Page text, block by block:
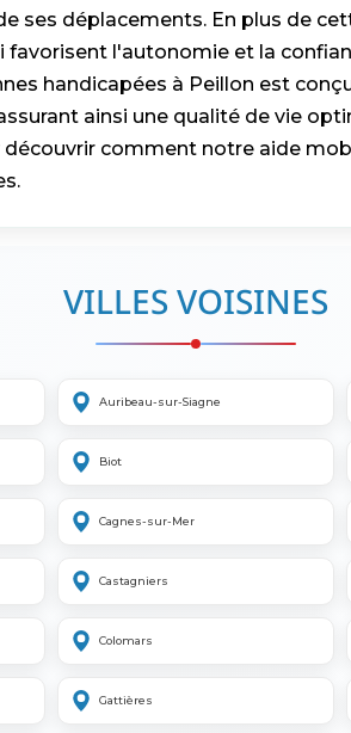
ses déplacements. En plus de
l'autonomie et la
handicapées à Peillon est
ainsi une qualité de vie
découvrir comment notre aide
VILLES VOISINES
Auribeau-sur-Siagne
Biot
Cagnes-sur-Mer
Castagniers
Colomars
Gattières